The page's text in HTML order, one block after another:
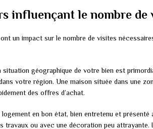
influençant le nombre de
un impact sur le nombre de visites
situation géographique de votre bien est
votre région. Une maison située dans une
des offres d’achat.
logement en bon état, bien entretenu et présenté
travaux ou avec une décoration peu